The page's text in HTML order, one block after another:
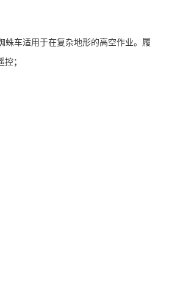
车适用于在复杂地形的高空作业。履
；